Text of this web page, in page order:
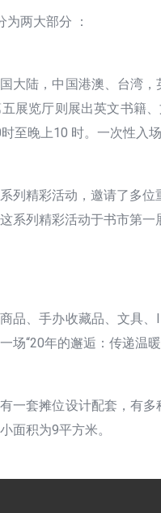
两大部分 ：
大陆，中国港澳、台湾
展览厅则展出英文书籍
至晚上10 时。一次性入
列精彩活动，邀请了多
系列精彩活动于书市第一
品、手办收藏品、文具
场“20年的邂逅：传递温暖
一套摊位设计配套，有
面积为9平方米。